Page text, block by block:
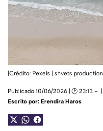
|Crédito: Pexels | shvets production
Publicado 10/06/2026 | 🕑 23:13
Escrito por: Erendira Haros